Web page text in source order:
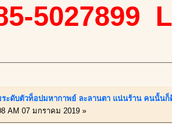
5027899
ะดับตัวท็อปมหากาพย์ ละลานตา แน่นร้าน คนนั้น
AM 07 มกราคม 2019 »